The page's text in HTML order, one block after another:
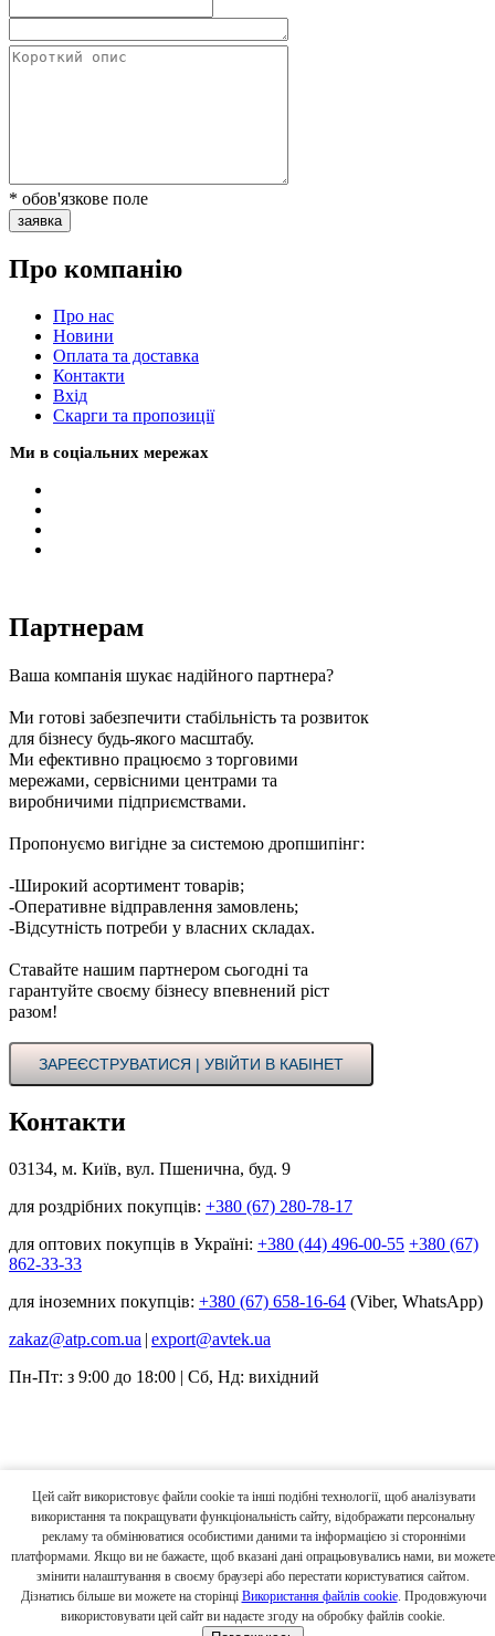
Цей сайт використовує файли cookie та інші подібні технології, щоб аналізувати
використання та покращувати функціональність сайту, відображати персональну
рекламу та обмінюватися особистими даними та інформацією зі сторонніми
платформами. Якщо ви не бажаєте, щоб вказані дані опрацьовувались нами, ви можете
змінити налаштування в своєму браузері або перестати користуватися сайтом.
Дізнатись більше ви можете на сторінці Використання файлів cookie. Продовжуючи
використовувати цей сайт ви надаєте згоду на обробку файлів cookie.
* обов'язкове поле
заявка
Про компанію
Про нас
Новини
Оплата та доставка
Контакти
Вхiд
Скарги та пропозиції
Ми в соціальних мережах
Партнерам
Ваша компанія шукає надійного партнера?
Ми готові забезпечити стабільність та розвиток
для бізнесу будь-якого масштабу.
Ми ефективно працюємо з торговими
мережами, сервісними центрами та
виробничими підприємствами.
Пропонуємо вигідне за системою дропшипінг:
-Широкий асортимент товарів;
-Оперативне відправлення замовлень;
-Відсутність потреби у власних складах.
Ставайте нашим партнером сьогодні та
гарантуйте своєму бізнесу впевнений ріст
разом!
ЗАРЕЄСТРУВАТИСЯ | УВІЙТИ В КАБІНЕТ
Контакти
03134, м. Київ, вул. Пшенична, буд. 9
для роздрібних покупців: +380 (67) 280-78-17
для оптових покупців в Україні: +380 (44) 496-00-55 +380 (67)
862-33-33
для іноземних покупців: +380 (67) 658-16-64 (Viber, WhatsApp)
zakaz@atp.com.ua | export@avtek.ua
Пн-Пт: з 9:00 до 18:00 | Сб, Нд: вихідний